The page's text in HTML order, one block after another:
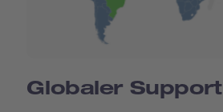
Globaler Support